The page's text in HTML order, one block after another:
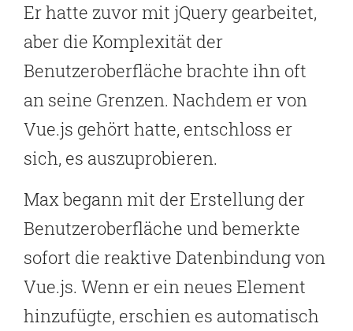
Er hatte zuvor mit jQuery gearbeitet,
aber die Komplexität der
Benutzeroberfläche brachte ihn oft
an seine Grenzen. Nachdem er von
Vue.js gehört hatte, entschloss er
sich, es auszuprobieren.
Max begann mit der Erstellung der
Benutzeroberfläche und bemerkte
sofort die reaktive Datenbindung von
Vue.js. Wenn er ein neues Element
hinzufügte, erschien es automatisch